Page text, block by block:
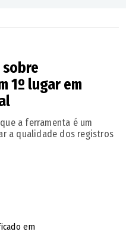
sobre
1º lugar em
a ferramenta é um
a qualidade dos registros
em